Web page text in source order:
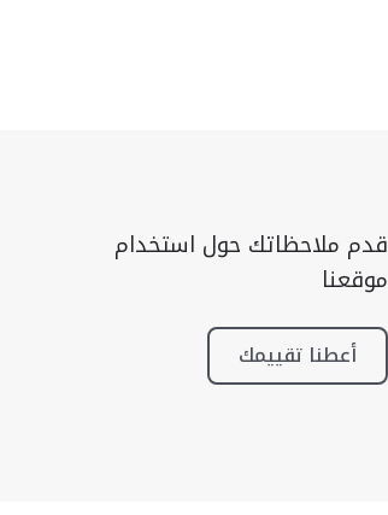
قدم ملاحظاتك حول استخدام
موقعنا
أعطنا تقييمك